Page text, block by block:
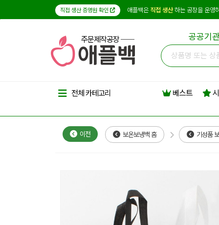
직접 생산 증명원 확인 애플백은 직접 생산하는 공장을 운영
주문제작공장 공공기
전체 카테고리 베스트
이전 보온보냉백 홈 기성품